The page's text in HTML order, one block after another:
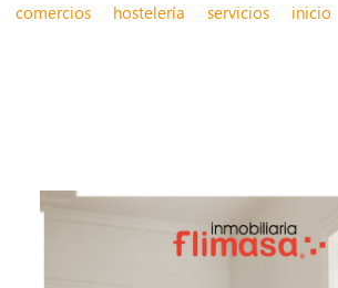
comercios hostelería servicios inicio